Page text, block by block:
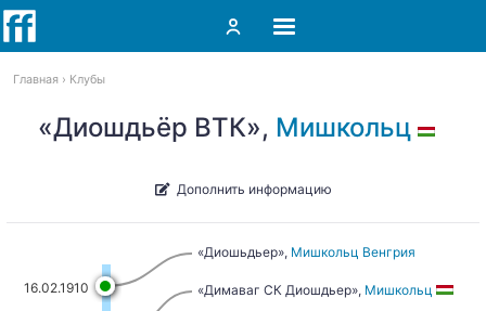
Главная Клубы
«Диошдьёр ВТК», Мишкольц
Дополнить информацию
16.02.1910
«Диошьдьер», Мишкольц Венгрия
«Димаваг СК Диошдьер», Мишкольц